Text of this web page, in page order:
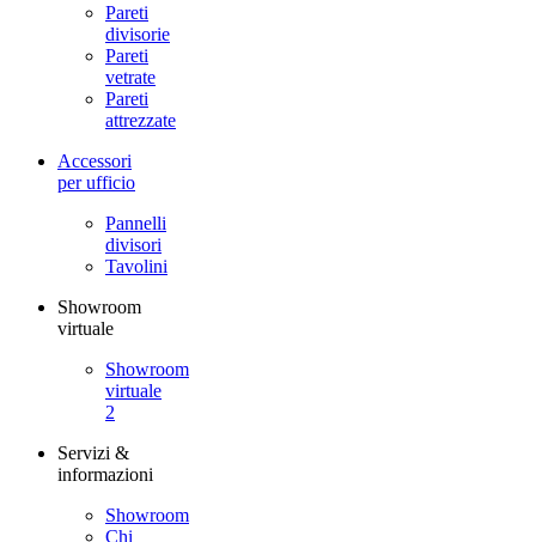
Pareti
divisorie
Pareti
vetrate
Pareti
attrezzate
Accessori
per ufficio
Pannelli
divisori
Tavolini
Showroom
virtuale
Showroom
virtuale
2
Servizi &
informazioni
Showroom
Chi